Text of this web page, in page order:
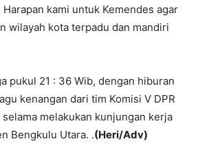
kami untuk Kemendes agar
wilayah kota terpadu dan mandiri
pukul 21 : 36 Wib, dengan hiburan
kenangan dari tim Komisi V DPR
melakukan kunjungan kerja
Bengkulu Utara. .(Heri/Adv)